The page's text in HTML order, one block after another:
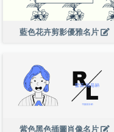
藍色花卉剪影優雅名片
紫色黑色插圖肖像名片